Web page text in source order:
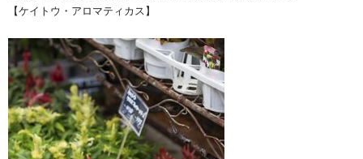
【ケイトウ・アロマティカス】